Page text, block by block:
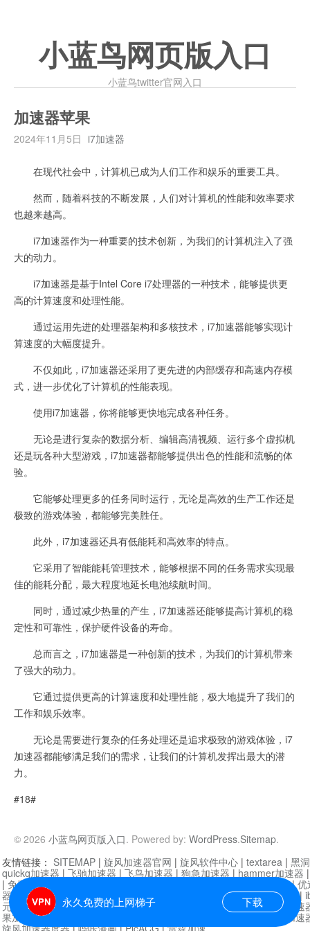
小蓝鸟网页版入口
小蓝鸟twitter官网入口
加速器苹果
2024年11月5日 i7加速器
在现代社会中，计算机已成为人们工作和娱乐的重要工具。
然而，随着科技的不断发展，人们对计算机的性能和效率要求
也越来越高。
i7加速器作为一种重要的技术创新，为我们的计算机注入了强
大的动力。
i7加速器是基于Intel Core i7处理器的一种技术，能够提供更
高的计算速度和处理性能。
通过运用先进的处理器架构和多核技术，i7加速器能够实现计
算速度的大幅度提升。
不仅如此，i7加速器还采用了更先进的内部缓存和高速内存模
式，进一步优化了计算机的性能表现。
使用i7加速器，你将能够更快地完成各种任务。
无论是进行复杂的数据分析、编辑高清视频、运行多个虚拟机
还是玩各种大型游戏，i7加速器都能够提供出色的性能和流畅的体
验。
它能够处理更多的任务同时运行，无论是高效的生产工作还是
极致的游戏体验，都能够完美胜任。
此外，i7加速器还具有低能耗和高效率的特点。
它采用了智能能耗管理技术，能够根据不同的任务需求实现最
佳的能耗分配，最大程度地延长电池续航时间。
同时，通过减少热量的产生，i7加速器还能够提高计算机的稳
定性和可靠性，保护硬件设备的寿命。
总而言之，i7加速器是一种创新的技术，为我们的计算机带来
了强大的动力。
它通过提供更高的计算速度和处理性能，极大地提升了我们的
工作和娱乐效率。
无论是需要进行复杂的任务处理还是追求极致的游戏体验，i7
加速器都能够满足我们的需求，让我们的计算机发挥出最大的潜
力。
#18#
© 2026 小蓝鸟网页版入口. Powered by: WordPress.Sitemap.
永久免费的上网梯子 下载
友情链接： SITEMAP | 旋风加速器官网 | 旋风软件中心 | textarea | 黑
quickq加速器 | 飞驰加速器 | 飞鸟加速器 | 狗急加速器 | hammer加速器
| 免费vqn加速外网 迷雾通|优
器| 快柠檬加速器 |黑洞加速 |falemon 快橙加速器|anycast加速器 |
元机场加速器 |一元机场|老王加速器 | 白石山|
小牛加速
果加速器|黑洞加速
芒果加速